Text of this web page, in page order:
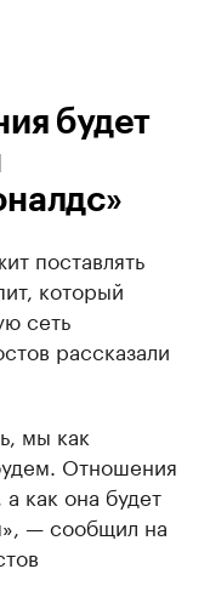
будет
поставлять
который
сеть
рассказали
мы как
Отношения
как она будет
— сообщил на